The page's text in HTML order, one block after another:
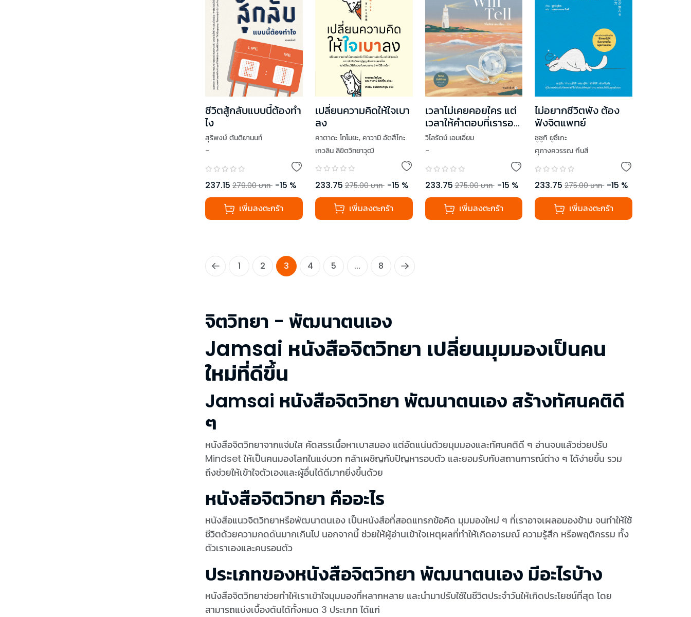
ชีวิตสู้กลับแบบนี้ต้องทำ
ไง
สุริพงษ์ ตันติยานนท์
,
,เธมส์ THINKต่าง
Low Profile
,โสภณ ศุภมั่งมี,โอมศิริ วีระกุล
,หมอจริง,อานนทวงศ์ มฤคพิทักษ์
,
ทำเรื่องเล่นให้เป็นเรื่องใหญ่
-
237.15 279.00 บาท -15 %
เพิ่มลงตะกร้า
เปลี่ยนความคิดให้ใจเบา
ลง
คาตาดะ โทโมยะ, คาวามิ อัตสึโกะ
เกวลิน ลิขิตวิทยาวุฒิ
233.75 275.00 บาท -15 %
เพิ่มลงตะกร้า
เวลาไม่เคยคอยใคร แต่
เวลาให้คำตอบที่เรารอ
คอยเสมอ Only Time
Will Tell (New
วิไลรัตน์ เอมเอี่ยม
-
233.75 275.00 บาท -15 %
เพิ่มลงตะกร้า
ไม่อยากชีวิตพัง ต้อง
ฟังจิตแพทย์
ซูซูกิ ยูซึเกะ
ศุภางควรรณ กึนสี
233.75 275.00 บาท -15 %
เพิ่มลงตะกร้า
1 2 3 4 5 ... 8
จิตวิทยา - พัฒนาตนเอง
Jamsai หนังสือจิตวิทยา เปลี่ยนมุมมองเป็นคน
ใหม่ที่ดีขึ้น
Jamsai หนังสือจิตวิทยา พัฒนาตนเอง สร้างทัศนคติดี
ๆ
หนังสือจิตวิทยาจากแจ่มใส คัดสรรเนื้อหาเบาสมอง แต่อัดแน่นด้วยมุมมองและทัศนคติดี ๆ อ่านจบแล้วช่วยปรับ
Mindset ให้เป็นคนมองโลกในแง่บวก กล้าเผชิญกับปัญหารอบตัว และยอมรับกับสถานการณ์ต่าง ๆ ได้ง่ายขึ้น รวม
ถึงช่วยให้เข้าใจตัวเองและผู้อื่นได้ดีมากยิ่งขึ้นด้วย
หนังสือจิตวิทยา คืออะไร
หนังสือแนวจิตวิทยาหรือพัฒนาตนเอง เป็นหนังสือที่สอดแทรกข้อคิด มุมมองใหม่ ๆ ที่เราอาจเผลอมองข้าม จนทำให้ใช้
ชีวิตด้วยความกดดันมากเกินไป นอกจากนี้ ช่วยให้ผู้อ่านเข้าใจเหตุผลที่ทำให้เกิดอารมณ์ ความรู้สึก หรือพฤติกรรม ทั้ง
ตัวเราเองและคนรอบตัว
ประเภทของหนังสือจิตวิทยา พัฒนาตนเอง มีอะไรบ้าง
หนังสือจิตวิทยาช่วยทำให้เราเข้าใจมุมมองที่หลากหลาย และนำมาปรับใช้ในชีวิตประจำวันให้เกิดประโยชน์ที่สุด โดย
สามารถแบ่งเบื้องต้นได้ทั้งหมด 3 ประเภท ได้แก่